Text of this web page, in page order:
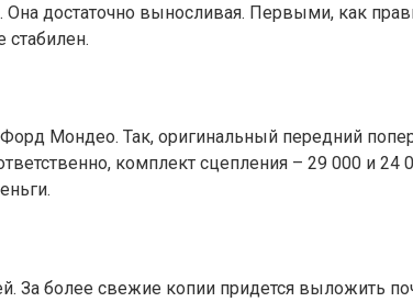
достаточно выносливая. Первыми, как
стабилен.
Мондео. Так, оригинальный передний
комплект сцепления – 29 000 и 24
более свежие копии придется выложить